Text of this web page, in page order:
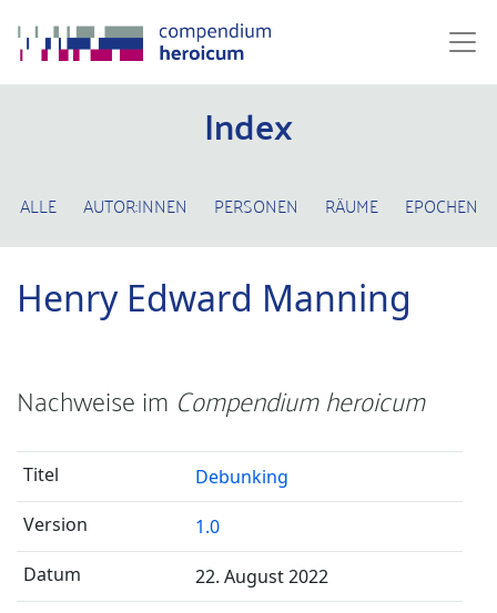
Index
ALLE AUTOR:INNEN PERSONEN RÄUME EPOCHEN
Henry Edward Manning
Nachweise im Compendium heroicum
Debunking
1.0
22. August 2022